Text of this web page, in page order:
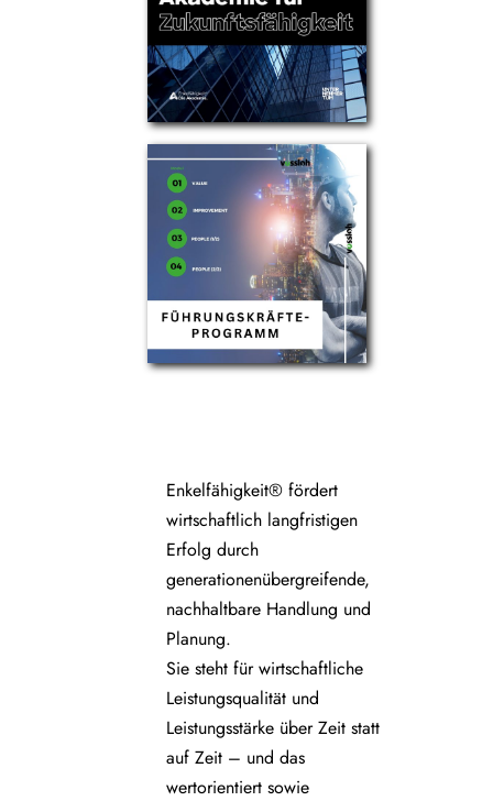
Enkelfähigkeit® fördert
wirtschaftlich langfristigen
Erfolg durch
generationenübergreifende,
nachhaltbare Handlung und
Planung.
Sie steht für wirtschaftliche
Leistungsqualität und
Leistungsstärke über Zeit statt
auf Zeit – und das
wertorientiert sowie